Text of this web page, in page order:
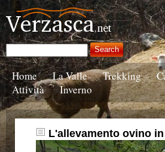
Home La Valle Trekking
Attività
Inverno
L'allevamento ovino